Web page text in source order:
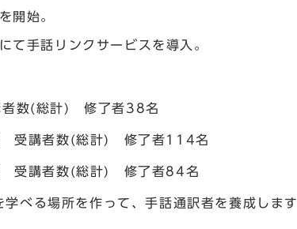
開始。
て手話リンクサービスを導入。
者数(総計) 修了者38名
受講者数(総計) 修了者114名
受講者数(総計) 修了者84名
べる場所を作って、手話通訳者を養成します